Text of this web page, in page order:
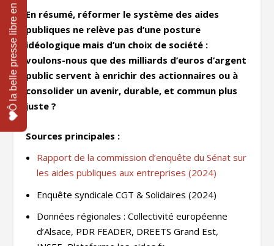
En résumé, réformer le système des aides
publiques ne relève pas d’une posture
idéologique mais d’un choix de société :
voulons-nous que des milliards d’euros d’argent
public servent à enrichir des actionnaires ou à
consolider un avenir, durable, et commun plus
juste ?
Sources principales :
Rapport de la commission d’enquête du Sénat sur
les aides publiques aux entreprises (2024)
Enquête syndicale CGT & Solidaires (2024)
Données régionales : Collectivité européenne
d’Alsace, PDR FEADER, DREETS Grand Est,